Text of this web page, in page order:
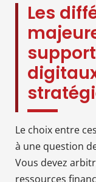
Les
Le choix entre
à une question
Vous devez
ressources